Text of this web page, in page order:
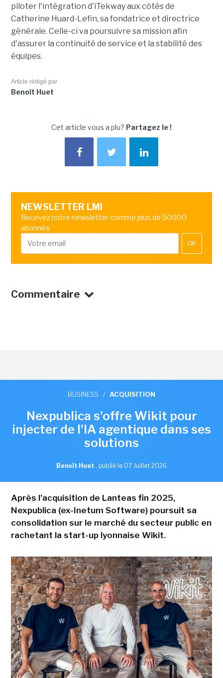
piloter l'intégration d'iTekway aux côtés de
Catherine Huard-Lefin, sa fondatrice et directrice
générale. Celle-ci va poursuivre sa mission afin
d'assurer la continuité de service et la stabilité des
équipes.
Article rédigé par
Benoît Huet
Cet article vous a plu? Partagez le !
NEWSLETTER LMI
Recevez notre newsletter comme plus de 50000
abonnés
OK
Commentaire
BUSINESS / ACQUISITION
Nexpublica s'offre Wikit pour
injecter de l'IA agentique dans ses
solutions
Benoît Huet , publié le 07 Juillet 2026
Après l'acquisition de Lanteas fin 2025,
Nexpublica (ex-Inetum Software) poursuit sa
consolidation sur le marché du secteur public en
rachetant la start-up lyonnaise Wikit.